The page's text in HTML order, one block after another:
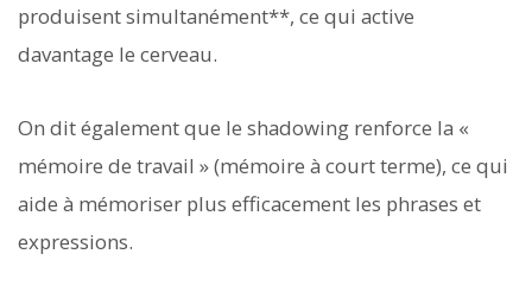
produisent simultanément**, ce qui active
davantage le cerveau.
On dit également que le shadowing renforce la «
mémoire de travail » (mémoire à court terme), ce qui
aide à mémoriser plus efficacement les phrases et
expressions.